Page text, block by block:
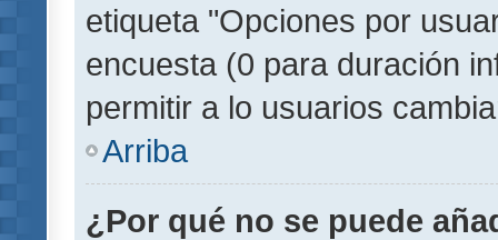
etiqueta "Opciones por
encuesta (0 para duración
permitir a lo usuarios
Arriba
¿Por qué no se puede